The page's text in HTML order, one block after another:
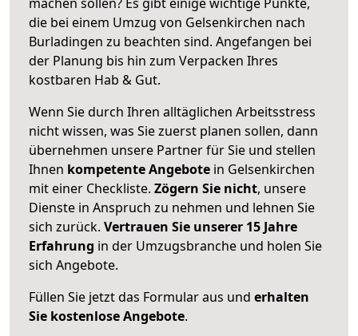
die bei einem Umzug von Gelsenkirchen nach
Burladingen zu beachten sind. Angefangen bei
der Planung bis hin zum Verpacken Ihres
kostbaren Hab & Gut.
Wenn Sie durch Ihren alltäglichen Arbeitsstress
nicht wissen, was Sie zuerst planen sollen, dann
übernehmen unsere Partner für Sie und stellen
Ihnen kompetente Angebote in Gelsenkirchen
mit einer Checkliste. Zögern Sie nicht, unsere
Dienste in Anspruch zu nehmen und lehnen Sie
sich zurück. Vertrauen Sie unserer 15 Jahre
Erfahrung in der Umzugsbranche und holen Sie
sich Angebote.
Füllen Sie jetzt das Formular aus und erhalten
Sie kostenlose Angebote.